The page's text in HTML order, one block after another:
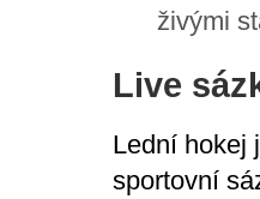
živými
Live
Lední hokej
sportovní